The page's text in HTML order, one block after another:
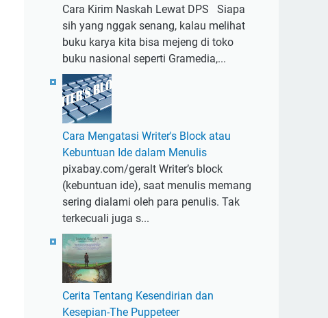
Cara Kirim Naskah Lewat DPS Siapa
sih yang nggak senang, kalau melihat
buku karya kita bisa mejeng di toko
buku nasional seperti Gramedia,...
Cara Mengatasi Writer's Block atau
Kebuntuan Ide dalam Menulis
pixabay.com/geralt Writer’s block
(kebuntuan ide), saat menulis memang
sering dialami oleh para penulis. Tak
terkecuali juga s...
Cerita Tentang Kesendirian dan
Kesepian-The Puppeteer